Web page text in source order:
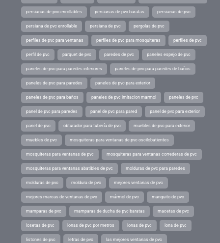
persianas de pvc enrollables persianas de pvc baratas persianas de pvc
persiana de pvc enrollable persiana de pvc pergolas de pvc
perfiles de pvc para ventanas perfiles de pvc para mosquiteras perfiles de pvc
perfil de pvc parquet de pvc paredes de pvc paneles espejo de pvc
paneles de pvc para paredes interiores paneles de pvc para paredes de baños
paneles de pvc para paredes paneles de pvc para exterior
paneles de pvc para baños paneles de pvc imitacion marmol paneles de pvc
panel de pvc para paredes panel de pvc para pared panel de pvc para exterior
panel de pvc obturador para tubería de pvc muebles de pvc para exterior
muebles de pvc mosquiteras para ventanas de pvc oscilobatientes
mosquiteras para ventanas de pvc mosquiteras para ventanas correderas de pvc
mosquiteras para ventanas abatibles de pvc molduras de pvc para paredes
molduras de pvc moldura de pvc mejores ventanas de pvc
mejores marcas de ventanas de pvc mármol de pvc manguito de pvc
mamparas de pvc mamparas de ducha de pvc baratas macetas de pvc
losetas de pvc lonas de pvc por metros lonas de pvc lona de pvc
listones de pvc letras de pvc las mejores ventanas de pvc